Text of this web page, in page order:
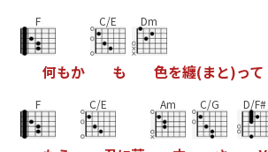
F
何もか
C/E
も
Dm
色を纏(まと)って
F C/E Am C/G D/F#